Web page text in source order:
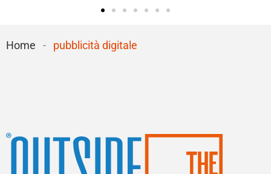
Home - pubblicità digitale